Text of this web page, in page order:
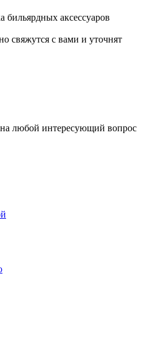
бильярдных аксессуаров
свяжутся с вами и уточнят
любой интересующий вопрос